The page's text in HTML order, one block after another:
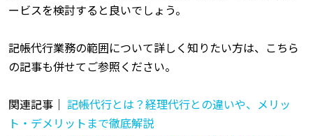
ービスを検討すると良いでしょう。
記帳代行業務の範囲について詳しく知りたい方は、こちら
の記事も併せてご参照ください。
関連記事｜ 記帳代行とは？経理代行との違いや、メリッ
ト・デメリットまで徹底解説